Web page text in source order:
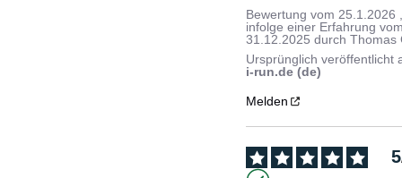
Bewertung vom 25.1.2026
infolge einer Erfahrung
31.12.2025 durchThomas
Ursprünglich veröffentlicht
i-run.de (de)
Melden
5